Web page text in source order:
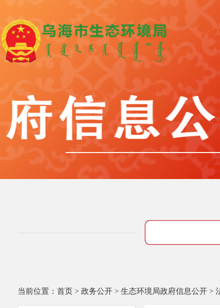
当前位置： 首页 > 政务公开 > 生态环境局政府信息公开 >